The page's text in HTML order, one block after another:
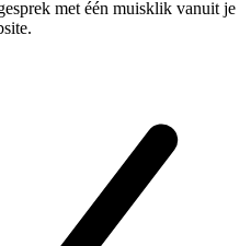
met één muisklik vanuit je